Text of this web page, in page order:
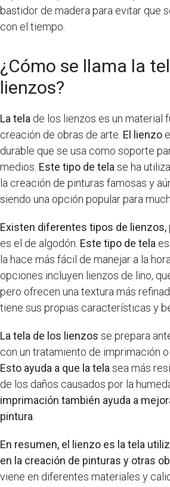
bastidor de madera para evitar que
con el tiempo.
¿Cómo se llama la
lienzos?
La tela de los lienzos es un material
creación de obras de arte. El lienzo
durable que se usa como soporte
medios. Este tipo de tela se ha
la creación de pinturas famosas y
siendo una opción popular para
Existen diferentes tipos de lienzos,
es el de algodón. Este tipo de tela
la hace más fácil de manejar a la
opciones incluyen lienzos de lino,
pero ofrecen una textura más
tiene sus propias características y
La tela de los lienzos se prepara
con un tratamiento de imprimación
Esto ayuda a que la tela sea más
de los daños causados por la
imprimación también ayuda a
pintura
En resumen, el lienzo es la tela
en la creación de pinturas y otras
viene en diferentes materiales y